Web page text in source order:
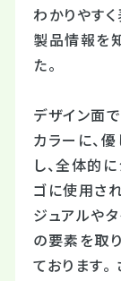
わかりやす
製品情報を
た。
デザイン面
カラーに、
し、全体的
ゴに使用さ
ジュアルや
の要素を取
ております